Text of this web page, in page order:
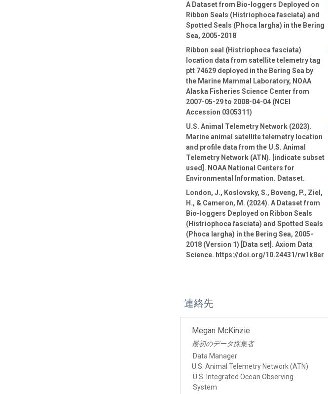
A Dataset from Bio-loggers Deployed on
Ribbon Seals (Histriophoca fasciata) and
Spotted Seals (Phoca largha) in the Bering
Sea, 2005-2018
Ribbon seal (Histriophoca fasciata)
location data from satellite telemetry tag
ptt 74629 deployed in the Bering Sea by
the Marine Mammal Laboratory, NOAA
Alaska Fisheries Science Center from
2007-05-29 to 2008-04-04 (NCEI
Accession 0305311)
U.S. Animal Telemetry Network (2023).
Marine animal satellite telemetry location
and profile data from the U.S. Animal
Telemetry Network (ATN). [indicate subset
used]. NOAA National Centers for
Environmental Information. Dataset.
London, J., Koslovsky, S., Boveng, P., Ziel,
H., & Cameron, M. (2024). A Dataset from
Bio-loggers Deployed on Ribbon Seals
(Histriophoca fasciata) and Spotted Seals
(Phoca largha) in the Bering Sea, 2005-
2018 (Version 1) [Data set]. Axiom Data
Science. https://doi.org/10.24431/rw1k8er
連絡先
Megan McKinzie
最初のデータ採集者
Data Manager
U.S. Animal Telemetry Network (ATN)
U.S. Integrated Ocean Observing
System